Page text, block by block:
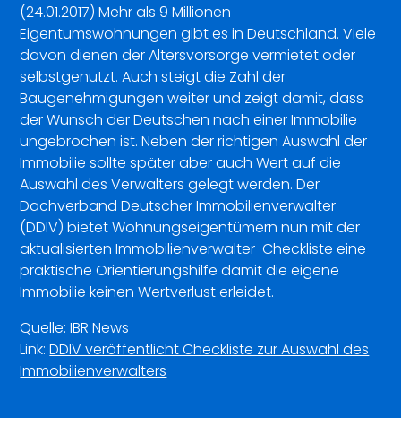
(24.01.2017) Mehr als 9 Millionen
Eigentumswohnungen gibt es in Deutschland. Viele
davon dienen der Altersvorsorge vermietet oder
selbstgenutzt. Auch steigt die Zahl der
Baugenehmigungen weiter und zeigt damit, dass
der Wunsch der Deutschen nach einer Immobilie
ungebrochen ist. Neben der richtigen Auswahl der
Immobilie sollte später aber auch Wert auf die
Auswahl des Verwalters gelegt werden. Der
Dachverband Deutscher Immobilienverwalter
(DDIV) bietet Wohnungseigentümern nun mit der
aktualisierten Immobilienverwalter-Checkliste eine
praktische Orientierungshilfe damit die eigene
Immobilie keinen Wertverlust erleidet.
Quelle: IBR News
Link:DDIV veröffentlicht Checkliste zur Auswahl des
Immobilienverwalters